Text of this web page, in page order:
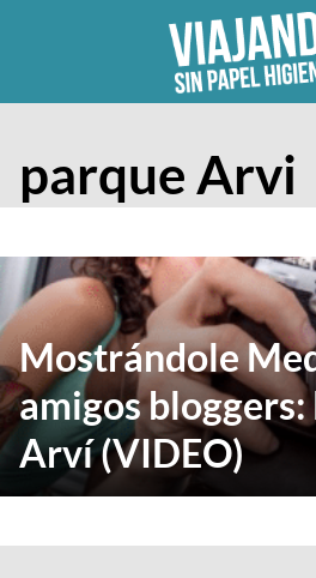
parque Arvi
Mostrándole
amigos bloggers:
Arví (VIDEO)